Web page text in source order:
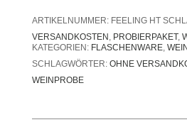
ARTIKELNUMMER: FEELING HT
VERSANDKOSTEN , PROBIERPAKET,
KATEGORIEN: FLASCHENWARE,
SCHLAGWÖRTER: OHNE
WEINPROBE